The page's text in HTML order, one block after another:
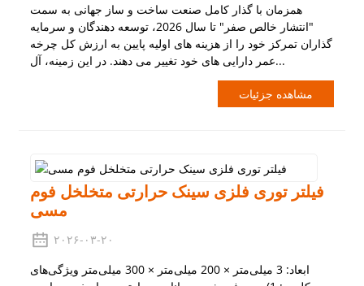
همزمان با گذار کامل صنعت ساخت و ساز جهانی به سمت
"انتشار خالص صفر" تا سال 2026، توسعه دهندگان و سرمایه
گذاران تمرکز خود را از هزینه های اولیه پایین به ارزش کل چرخه
عمر دارایی های خود تغییر می دهند. در این زمینه، آل...
مشاهده جزئیات
فیلتر توری فلزی سینک حرارتی متخلخل فوم
مسی
۲۰۲۶-۰۳-۲۰
ابعاد: 3 میلی‌متر × 200 میلی‌متر × 300 میلی‌متر ویژگی‌های